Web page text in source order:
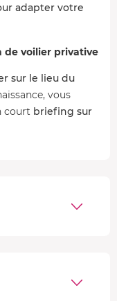
adapter votre
de voilier privative
sur le lieu du
vous
court briefing sur
vous assister